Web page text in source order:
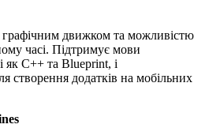
движком та можливістю
часі. Підтримує мови
як C++ та Blueprint, і
створення додатків на мобільних